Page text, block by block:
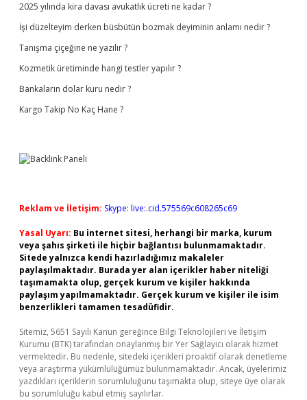
2025 yılında kira davası avukatlık ücreti ne kadar ?
İşi düzelteyim derken büsbütün bozmak deyiminin anlamı nedir ?
Tanışma çiçeğine ne yazılır ?
Kozmetik üretiminde hangi testler yapılır ?
Bankaların dolar kuru nedir ?
Kargo Takip No Kaç Hane ?
Reklam ve İletişim: Skype: live:.cid.575569c608265c69
Yasal Uyarı: Bu internet sitesi, herhangi bir marka, kurum
veya şahıs şirketi ile hiçbir bağlantısı bulunmamaktadır.
Sitede yalnızca kendi hazırladığımız makaleler
paylaşılmaktadır. Burada yer alan içerikler haber niteliği
taşımamakta olup, gerçek kurum ve kişiler hakkında
paylaşım yapılmamaktadır. Gerçek kurum ve kişiler ile isim
benzerlikleri tamamen tesadüfidir.
Sitemiz, 5651 Sayılı Kanun gereğince Bilgi Teknolojileri ve İletişim
Kurumu (BTK) tarafından onaylanmış bir Yer Sağlayıcı olarak hizmet
vermektedir. Bu nedenle, sitedeki içerikleri proaktif olarak denetleme
veya araştırma yükümlülüğümüz bulunmamaktadır. Ancak, üyelerimiz
yazdıkları içeriklerin sorumluluğunu taşımakta olup, siteye üye olarak
bu sorumluluğu kabul etmiş sayılırlar.